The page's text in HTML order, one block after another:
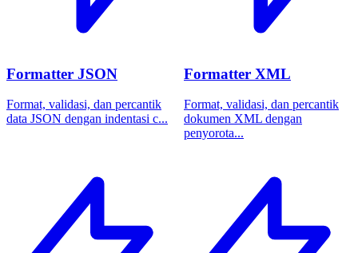
Formatter JSON
Format, validasi, dan percantik
data JSON dengan indentasi c...
Formatter XML
Format, validasi, dan percantik
dokumen XML dengan
penyorota...